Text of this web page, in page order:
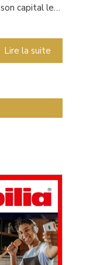
capital le…
Lire la suite